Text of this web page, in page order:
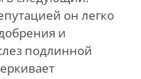
он легко
и
подлинной